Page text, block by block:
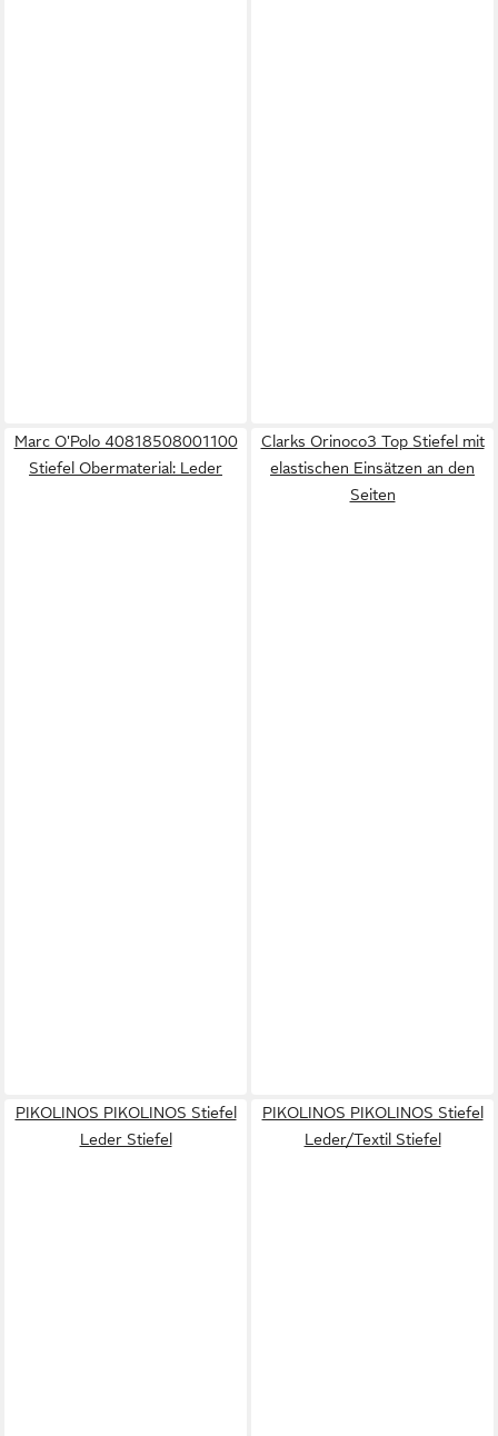
Marc O'Polo 40818508001100
Stiefel Obermaterial: Leder
Clarks Orinoco3 Top Stiefel mit
elastischen Einsätzen an den
Seiten
PIKOLINOS PIKOLINOS Stiefel
Leder Stiefel
PIKOLINOS PIKOLINOS Stiefel
Leder/Textil Stiefel